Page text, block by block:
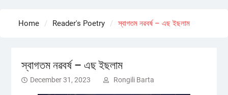
Home Reader's Poetry স্বাগতম নৱবৰ্ষ – এছ ইছলাম
স্বাগতম নৱবৰ্ষ – এছ ইছলাম
December 31, 2023 Rongili Barta